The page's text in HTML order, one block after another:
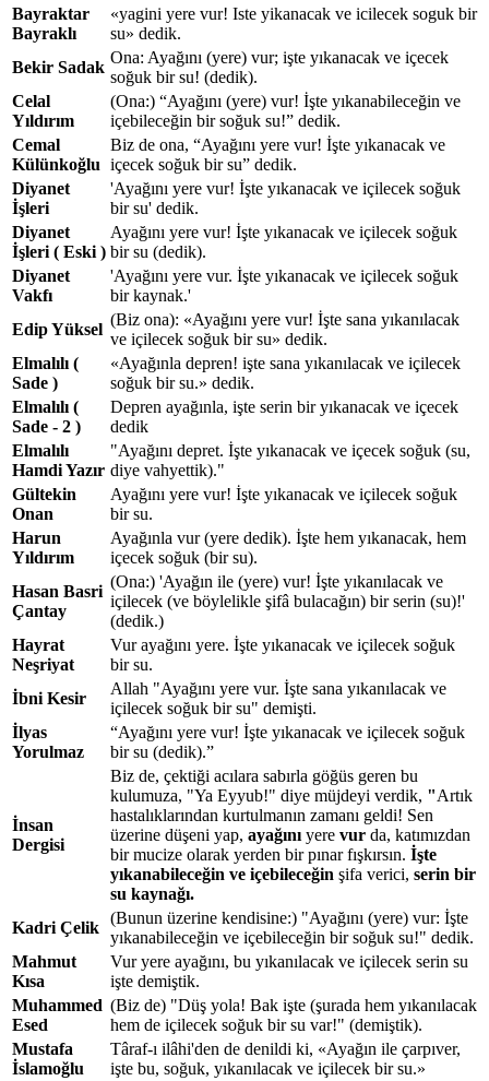
Bayraktar
Bayraklı
«yagini yere vur! Iste yikanacak ve icilecek soguk bir
su» dedik.
Bekir Sadak
Ona: Ayağını (yere) vur; işte yıkanacak ve içecek
soğuk bir su! (dedik).
Celal
Yıldırım
(Ona:) “Ayağını (yere) vur! İşte yıkanabileceğin ve
içebileceğin bir soğuk su!” dedik.
Cemal
Külünkoğlu
Biz de ona, “Ayağını yere vur! İşte yıkanacak ve
içecek soğuk bir su” dedik.
Diyanet
İşleri
'Ayağını yere vur! İşte yıkanacak ve içilecek soğuk
bir su' dedik.
Diyanet
İşleri ( Eski )
Ayağını yere vur! İşte yıkanacak ve içilecek soğuk
bir su (dedik).
Diyanet
Vakfı
'Ayağını yere vur. İşte yıkanacak ve içilecek soğuk
bir kaynak.'
Edip Yüksel
(Biz ona): «Ayağını yere vur! İşte sana yıkanılacak
ve içilecek soğuk bir su» dedik.
Elmalılı (
Sade )
«Ayağınla depren! işte sana yıkanılacak ve içilecek
soğuk bir su.» dedik.
Elmalılı (
Sade - 2 )
Depren ayağınla, işte serin bir yıkanacak ve içecek
dedik
Elmalılı
Hamdi Yazır
"Ayağını depret. İşte yıkanacak ve içecek soğuk (su,
diye vahyettik)."
Gültekin
Onan
Ayağını yere vur! İşte yıkanacak ve içilecek soğuk
bir su.
Harun
Yıldırım
Ayağınla vur (yere dedik). İşte hem yıkanacak, hem
içecek soğuk (bir su).
Hasan Basri
Çantay
(Ona:) 'Ayağın ile (yere) vur! İşte yıkanılacak ve
içilecek (ve böylelikle şifâ bulacağın) bir serin (su)!'
(dedik.)
Hayrat
Neşriyat
Vur ayağını yere. İşte yıkanacak ve içilecek soğuk
bir su.
İbni Kesir
Allah "Ayağını yere vur. İşte sana yıkanılacak ve
içilecek soğuk bir su" demişti.
İlyas
Yorulmaz
“Ayağını yere vur! İşte yıkanacak ve içilecek soğuk
bir su (dedik).”
İnsan
Dergisi
Biz de, çektiği acılara sabırla göğüs geren bu
kulumuza, "Ya Eyyub!" diye müjdeyi verdik, "Artık
hastalıklarından kurtulmanın zamanı geldi! Sen
üzerine düşeni yap, ayağını yere vur da, katımızdan
bir mucize olarak yerden bir pınar fışkırsın. İşte
yıkanabileceğin ve içebileceğin şifa verici, serin bir
su kaynağı.
Kadri Çelik
(Bunun üzerine kendisine:) "Ayağını (yere) vur: İşte
yıkanabileceğin ve içebileceğin bir soğuk su!" dedik.
Mahmut
Kısa
Vur yere ayağını, bu yıkanılacak ve içilecek serin su
işte demiştik.
Muhammed
Esed
(Biz de) "Düş yola! Bak işte (şurada hem yıkanılacak
hem de içilecek soğuk bir su var!" (demiştik).
Mustafa
İslamoğlu
Târaf-ı ilâhi'den de denildi ki, «Ayağın ile çarpıver,
işte bu, soğuk, yıkanılacak ve içilecek bir su.»